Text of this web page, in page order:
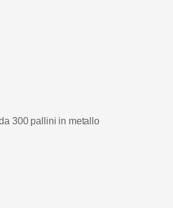
300 pallini in metallo